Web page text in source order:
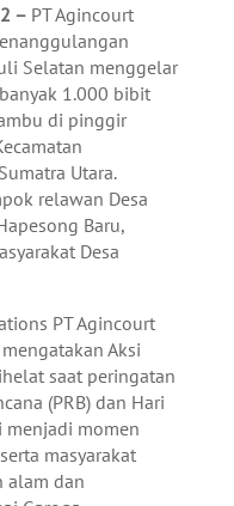
– PT Agincourt
Selatan menggelar
1.000 bibit
di pinggir
Utara.
relawan Desa
Baru,
Desa
PT Agincourt
Aksi
saat peringatan
(PRB) dan Hari
menjadi momen
masyarakat
alam dan